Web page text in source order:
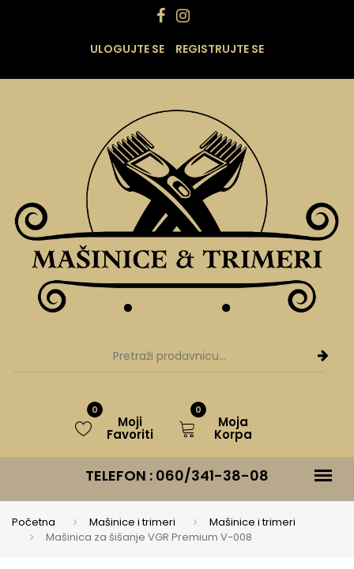
ULOGUJTE SE REGISTRUJTE SE
0
Moji
Favoriti
0
Moja
Korpa
TELEFON : 060/341-38-08
Početna Mašinice i trimeri
Mašinice i trimeri
Mašinica za šišanje VGR Premium V-008